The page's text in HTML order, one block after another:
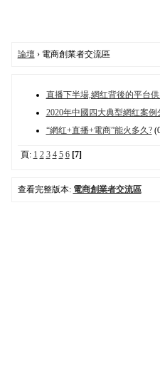
論壇› 電商創業者交流區
直播下半場,網红背後的平台
2020年中國四大典型網红案
“網红+直播+電商”能火多久?
頁: 1 2 3 4 5 6 [7]
查看完整版本: 電商創業者交流區